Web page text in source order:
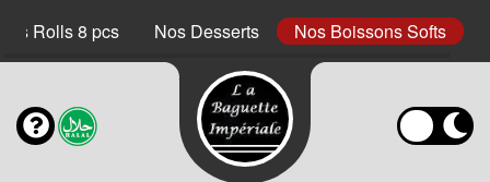
Rolls 8 pcs Nos Desserts Nos Boissons Softs